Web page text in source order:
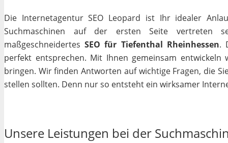
Die Internetagentur SEO Leopard ist Ihr idealer
Suchmaschinen auf der ersten Seite vertreten
maßgeschneidertesSEO für Tiefenthal Rheinhessen.
perfekt entsprechen. Mit Ihnen gemeinsam
bringen. Wir finden Antworten auf wichtige Fragen, die
stellen sollten. Denn nur so entsteht ein wirksamer
Unsere Leistungen bei der